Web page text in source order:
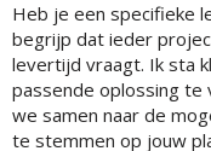
Heb je een specifieke
begrijp dat ieder
levertijd vraagt. Ik sta
passende oplossing te
we samen naar de
te stemmen op jouw